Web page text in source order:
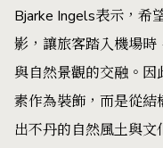
Bjarke Ingels表示，希
影，讓旅客踏入機場
與自然景觀的交融。
素作為裝飾，而是從
出不丹的自然風土與文